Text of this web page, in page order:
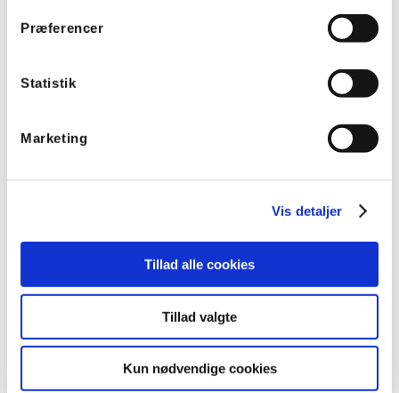
Præferencer
Statistik
Marketing
Vis detaljer
Tillad alle cookies
Tillad valgte
Kun nødvendige cookies
PDC231 PIR sensor 360° til PDC230-systemet